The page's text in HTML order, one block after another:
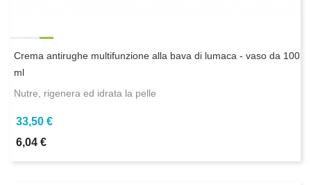
Crema antirughe multifunzione alla bava di lumaca - vaso da 100
ml
Nutre, rigenera ed idrata la pelle
33,50 €
6,04 €